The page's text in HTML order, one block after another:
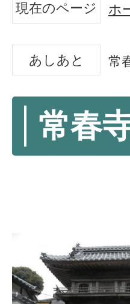
現在のページ ホ
あしあと 常
常春